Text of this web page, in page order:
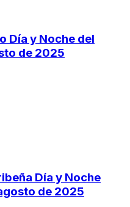
Día y Noche del
de 2025
Día y Noche
de 2025